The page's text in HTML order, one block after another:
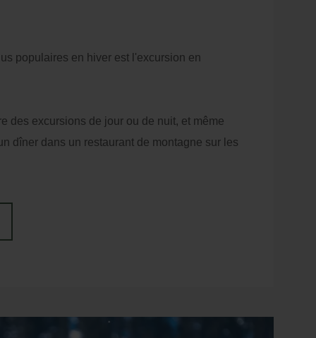
populaires en hiver est l'excursion en
des excursions de jour ou de nuit, et même
dîner dans un restaurant de montagne sur les